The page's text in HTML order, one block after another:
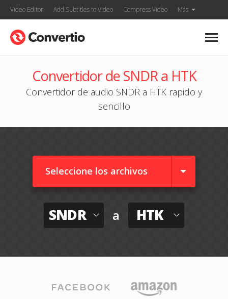
Video Editor Add Subtitles to Video Compress Video Más
Convertidor de SNDR a HTK
Convertidor de audio SNDR a HTK rapido y
sencillo
Seleccione los archivos
SNDR a HTK